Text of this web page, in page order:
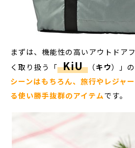
まずは、機能性の高いアウトドア
く取り扱う「 KiU （キウ）」の
シーンはもちろん、旅行やレジャ
る使い勝手抜群のアイテムです。